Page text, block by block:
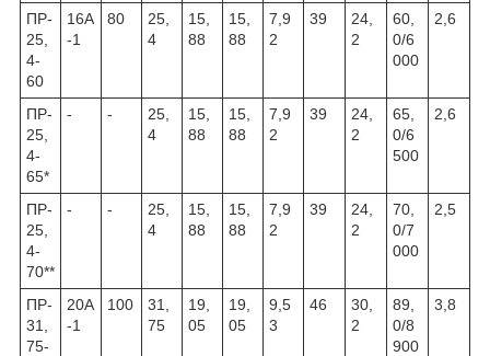
ПР-
25,
4-
60
16А
-1
80
25,
4
15,
88
15,
88
7,9
2
39
24,
2
60,
0/6
000
2,6
ПР-
25,
4-
65*
- -
25,
4
15,
88
15,
88
7,9
2
39
24,
2
65,
0/6
500
2,6
ПР-
25,
4-
70**
- -
25,
4
15,
88
15,
88
7,9
2
39
24,
2
70,
0/7
000
2,5
ПР-
31,
75-
20А
-1
100
31,
75
19,
05
19,
05
9,5
3
46
30,
2
89,
0/8
900
3,8